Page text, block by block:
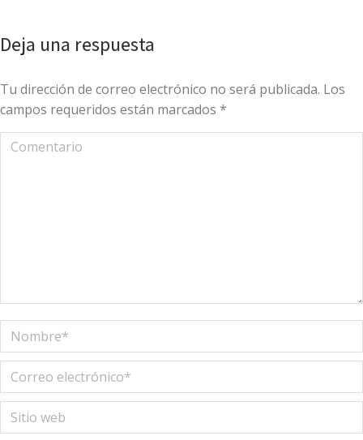
Deja una respuesta
Tu dirección de correo electrónico no será publicada. Los
campos requeridos están marcados *
Comentario
Nombre *
Correo electrónico *
Sitio web